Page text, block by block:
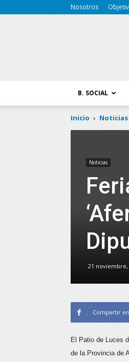
Nosotros
B. SOCIAL
Inicio Noticias
Noticias
21 noviembre,
Compartir
El Patio de Luces
de la Provincia de